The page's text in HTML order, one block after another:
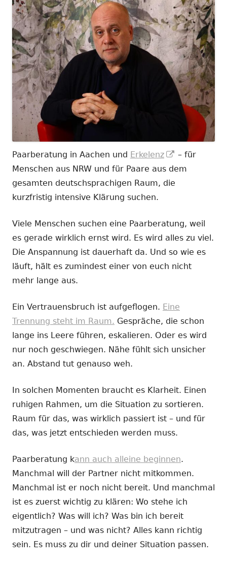
Paarberatung in Aachen und Erkelenz
In
neuem
– für
Menschen aus NRW und für Paare aus dem
gesamten deutschsprachigen Raum, die
kurzfristig intensive Klärung suchen.
Viele Menschen suchen eine Paarberatung, weil
es gerade wirklich ernst wird. Es wird alles zu viel.
Die Anspannung ist dauerhaft da. Und so wie es
läuft, hält es zumindest einer von euch nicht
mehr lange aus.
Ein Vertrauensbruch ist aufgeflogen. Eine
Trennung steht im Raum. Gespräche, die schon
lange ins Leere führen, eskalieren. Oder es wird
nur noch geschwiegen. Nähe fühlt sich unsicher
an. Abstand tut genauso weh.
In solchen Momenten braucht es Klarheit. Einen
ruhigen Rahmen, um die Situation zu sortieren.
Raum für das, was wirklich passiert ist – und für
das, was jetzt entschieden werden muss.
Paarberatung kann auch alleine beginnen.
Manchmal will der Partner nicht mitkommen.
Manchmal ist er noch nicht bereit. Und manchmal
ist es zuerst wichtig zu klären: Wo stehe ich
eigentlich? Was will ich? Was bin ich bereit
mitzutragen – und was nicht? Alles kann richtig
sein. Es muss zu dir und deiner Situation passen.